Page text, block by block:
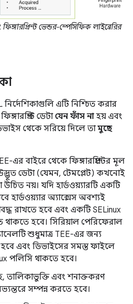
ভেন্ডর-স্পেসিফিক লাইব্রেরির
নির্দেশিকাগুলি এটি নিশ্চিত করার
ডেটা যেন ফাঁস নাহয় এবং
থেকে সরিয়ে দিলে তামুছে
এর বাইরে থেকে ফিঙ্গারপ্রিন্টের মূল
ডেটা (যেমন, টেমপ্লেট) কখনোই
উচিত নয়। যদি হার্ডওয়্যারটি একটি
হার্ডওয়্যার অ্যাক্সেস অবশ্যই
রাখতে হবে এবং একটি SELinux
থাকতে হবে। সিরিয়াল পেরিফেরাল
শুধুমাত্র TEE-এর জন্য
এবং ডিভাইসের সমস্ত ফাইলে
পলিসি থাকতে হবে।
এবং শনাক্তকরণ
সম্পন্ন করতে হবে।